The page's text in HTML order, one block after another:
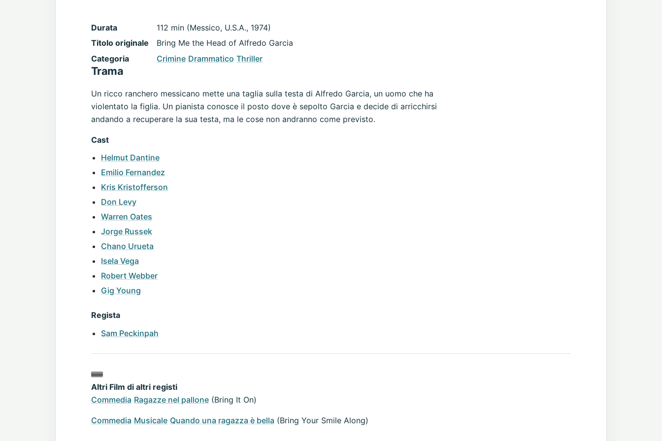
Durata
112 min (Messico, U.S.A., 1974)
Titolo originale
Bring Me the Head of Alfredo Garcia
Categoria
Crimine Drammatico Thriller
Trama
Un ricco ranchero messicano mette una taglia sulla testa di Alfredo Garcia, un uomo che ha
violentato la figlia. Un pianista conosce il posto dove è sepolto Garcia e decide di arricchirsi
andando a recuperare la sua testa, ma le cose non andranno come previsto.
Cast
Helmut Dantine
Emilio Fernandez
Kris Kristofferson
Don Levy
Warren Oates
Jorge Russek
Chano Urueta
Isela Vega
Robert Webber
Gig Young
Regista
Sam Peckinpah
Altri Film di altri registi
Commedia Ragazze nel pallone (Bring It On)
Commedia Musicale Quando una ragazza è bella (Bring Your Smile Along)